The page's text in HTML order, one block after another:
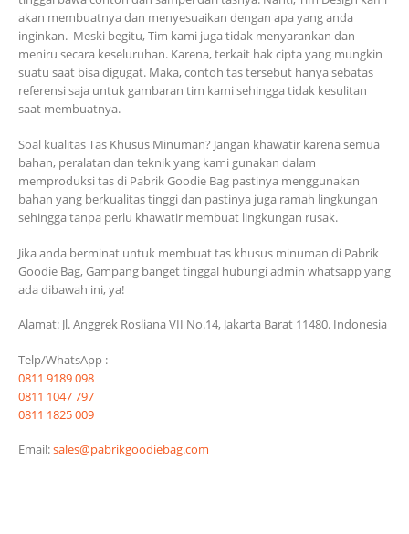
akan membuatnya dan menyesuaikan dengan apa yang anda
inginkan. Meski begitu, Tim kami juga tidak menyarankan dan
meniru secara keseluruhan. Karena, terkait hak cipta yang mungkin
suatu saat bisa digugat. Maka, contoh tas tersebut hanya sebatas
referensi saja untuk gambaran tim kami sehingga tidak kesulitan
saat membuatnya.
Soal kualitas Tas Khusus Minuman? Jangan khawatir karena semua
bahan, peralatan dan teknik yang kami gunakan dalam
memproduksi tas di Pabrik Goodie Bag pastinya menggunakan
bahan yang berkualitas tinggi dan pastinya juga ramah lingkungan
sehingga tanpa perlu khawatir membuat lingkungan rusak.
Jika anda berminat untuk membuat tas khusus minuman di Pabrik
Goodie Bag, Gampang banget tinggal hubungi admin whatsapp yang
ada dibawah ini, ya!
Alamat: Jl. Anggrek Rosliana VII No.14, Jakarta Barat 11480. Indonesia
Telp/WhatsApp :
0811 9189 098
0811 1047 797
0811 1825 009
Email:sales@pabrikgoodiebag.com